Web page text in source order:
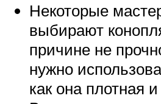
Некоторые
выбирают
причине не
нужно
как она плотная